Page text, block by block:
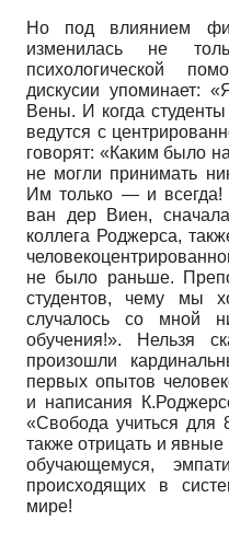
Но под влиянием
изменилась не
психологической
дискусии упоминает:
Вены. И когда
ведутся с
говорят: «Каким было
не могли принимать
Им только — и
ван дер Виен,
коллега Роджерса,
не было раньше.
студентов, чему мы
случалось со мной
обучения!». Нельзя
произошли
первых опытов
и написания
«Свобода учиться для
также отрицать и
обучающемуся,
происходящих в
мире!